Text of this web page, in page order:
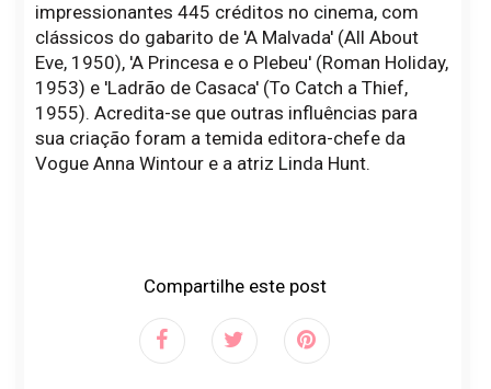
impressionantes 445 créditos no cinema, com
clássicos do gabarito de 'A Malvada' (All About
Eve, 1950), 'A Princesa e o Plebeu' (Roman Holiday,
1953) e 'Ladrão de Casaca' (To Catch a Thief,
1955). Acredita-se que outras influências para
sua criação foram a temida editora-chefe da
Vogue Anna Wintour e a atriz Linda Hunt.
Compartilhe este post